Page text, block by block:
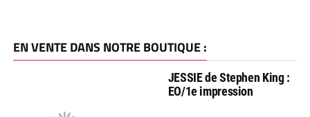
EN VENTE DANS NOTRE BOUTIQUE :
JESSIE de Stephen King :
EO/1e impression